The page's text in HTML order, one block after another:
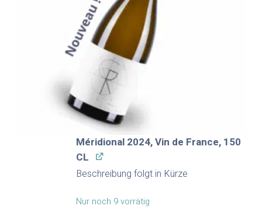
Méridional 2024, Vin de France, 150
CL
Beschreibung folgt in Kürze
Nur noch 9 vorrätig